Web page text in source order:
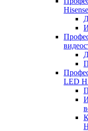
Hisense
LED